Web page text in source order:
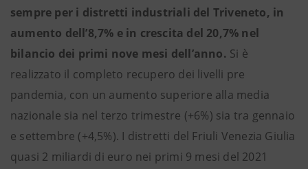
sempre per i distretti industriali del Triveneto, in
aumento dell’8,7% e in crescita del 20,7% nel
bilancio dei primi nove mesi dell’anno. Si è
realizzato il completo recupero dei livelli pre
pandemia, con un aumento superiore alla media
nazionale sia nel terzo trimestre (+6%) sia tra gennaio
e settembre (+4,5%). I distretti del Friuli Venezia Giulia
quasi 2 miliardi di euro nei primi 9 mesi del 2021